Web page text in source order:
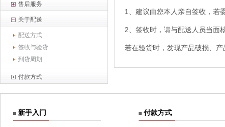
售后服务
关于配送
配送方式
签收与验货
到货周期
付款方式
1、建议由您本人亲自签收，若
2、签收时，请与配送人员当面
若在验货时，发现产品破损、
新手入门 付款方式